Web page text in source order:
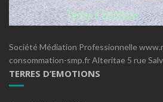
Société Médiation Professionnelle
consommation-smp.fr Alteritae 5 rue
TERRES D’EMOTIONS